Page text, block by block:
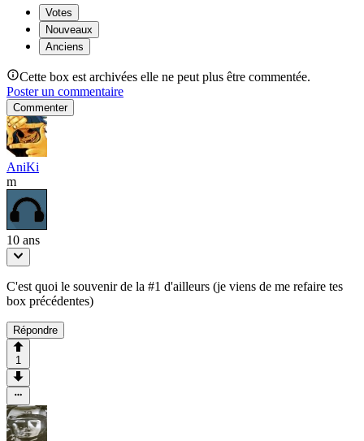
Votes
Nouveaux
Anciens
Cette box est archivées elle ne peut plus être commentée.
Poster un commentaire
Commenter
AniKi
m
10 ans
C'est quoi le souvenir de la #1 d'ailleurs (je viens de me refaire tes
box précédentes)
Répondre
1